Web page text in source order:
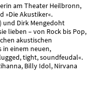
am Theater Heilbronn,
»Die Akustiker«.
und Dirk Mengedoht
lieben – von Rock bis Pop,
akustischen
in einem neuen,
tight, soundfeudal«.
Billy Idol, Nirvana